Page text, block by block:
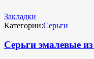
Закладки
Категории:Серьги
Серьги эмалевые